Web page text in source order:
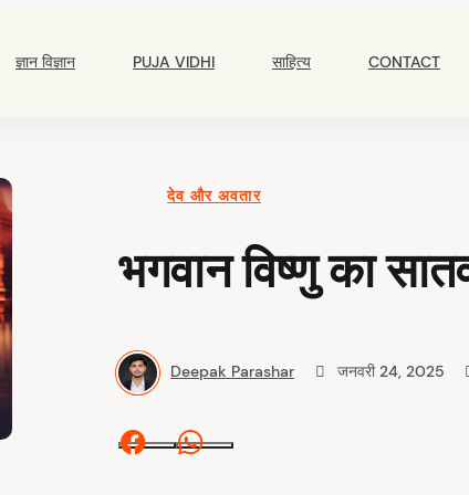
Navigation
ज्ञान विज्ञान PUJA VIDHI साहित्य CONTACT
देव और अवतार
भगवान विष्णु का
Deepak Parashar जनवरी 24, 2025
Facebook